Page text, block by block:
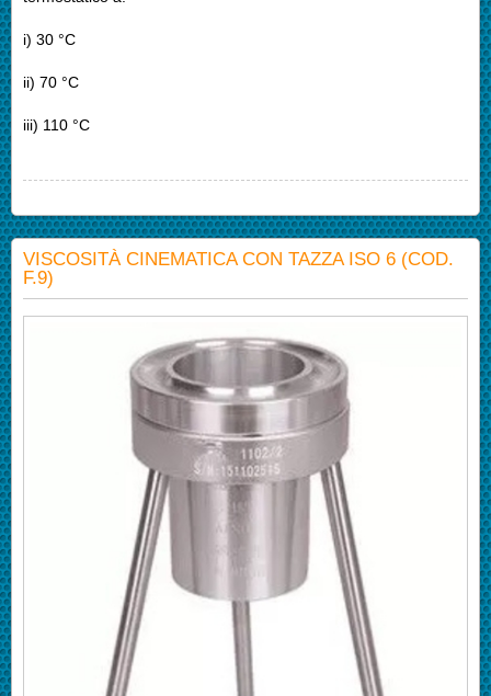
i) 30 °C
ii) 70 °C
iii) 110 °C
VISCOSITÀ CINEMATICA CON TAZZA ISO 6 (COD.
F.9)